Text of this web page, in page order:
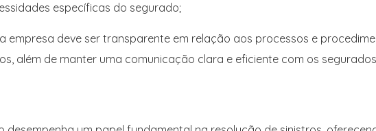
específicas do segurado;
empresa deve ser transparente em relação aos processos e
além de manter uma comunicação clara e eficiente com os